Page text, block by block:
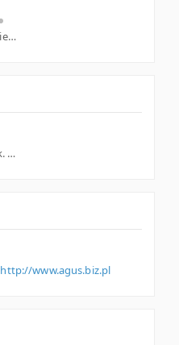
02-943 Warszawa, Limanowskiego 11/124, mazowieckie
50-453 Wrocław, Hercena 3 lok. 5, woj. Dolnośląskie, pow. Wrocław, gm. Wrocław
http://www.agus.biz.pl